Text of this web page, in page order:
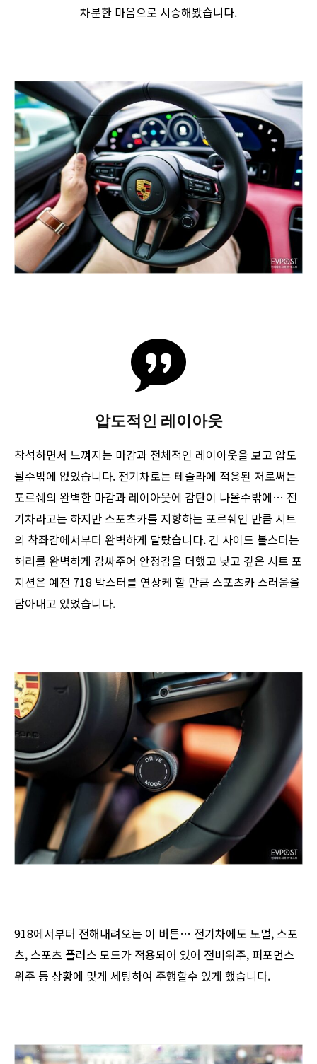
차분한 마음으로 시승해봤습니다.
압도적인 레이아웃
착석하면서 느껴지는 마감과 전체적인 레이아웃을 보고 압도
될수밖에 없었습니다. 전기차로는 테슬라에 적응된 저로써는
포르쉐의 완벽한 마감과 레이아웃에 감탄이 나올수밖에… 전
기차라고는 하지만 스포츠카를 지향하는 포르쉐인 만큼 시트
의 착좌감에서부터 완벽하게 달랐습니다. 긴 사이드 볼스터는
허리를 완벽하게 감싸주어 안정감을 더했고 낮고 깊은 시트 포
지션은 예전 718 박스터를 연상케 할 만큼 스포츠카 스러움을
담아내고 있었습니다.
918에서부터 전해내려오는 이 버튼… 전기차에도 노멀, 스포
츠, 스포츠 플러스 모드가 적용되어 있어 전비위주, 퍼포먼스
위주 등 상황에 맞게 세팅하여 주행할수 있게 했습니다.